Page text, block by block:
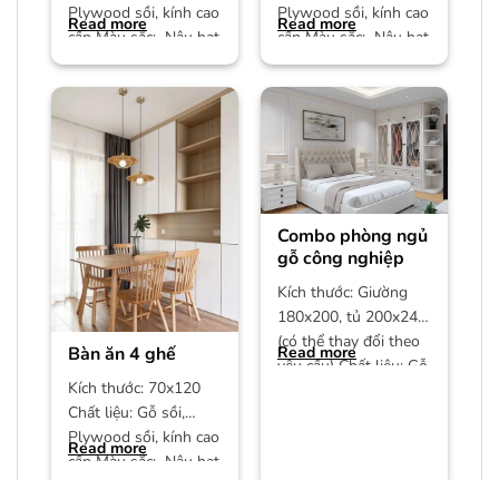
Plywood sồi, kính cao
cấp Màu sắc: Nâu hạt
dẻ Bảo hành: 12
Read more
Plywood sồi, kính cao
cấp Màu sắc: Nâu hạt
dẻ Bảo hành: 12
Read more
Bàn ăn 4 ghế
Kích thước: 70x120
Chất liệu: Gỗ sồi,
Plywood sồi, kính cao
cấp Màu sắc: Nâu hạt
Read more
Combo phòng ngủ
gỗ công nghiệp
Kích thước: Giường
180x200, tủ 200x240
(có thể thay đổi theo
yêu cầu) Chất liệu: Gỗ
Read more